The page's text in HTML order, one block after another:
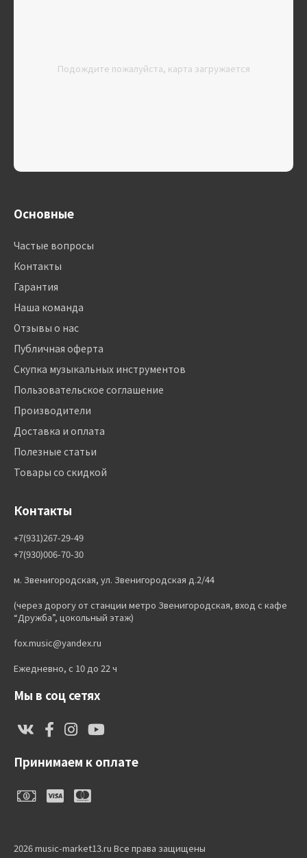
Подождите пожалуйста, карта загружается
Основные
Частые вопросы
Контакты
Гарантия
Наша команда
Отзывы о нас
Публичная оферта
Скупка музыкальных инструментов
Пользовательское соглашение
Производители
Доставка и оплата
Полезные статьи
Товары со скидкой
Контакты
+7(931)267-29-49
+7(930)006-70-30
м. Звенигородская, ул. Звенигородская д.2/44
(через дорогу от станции метро Звенигородская, вход с кафе
“Дружба”, цокольный этаж)
fox.music@yandex.ru
Ежедневно, с 10 до 22 ч
Мы в соц сетях
Принимаем к оплате
2026 music-market13.ru Все права защищены